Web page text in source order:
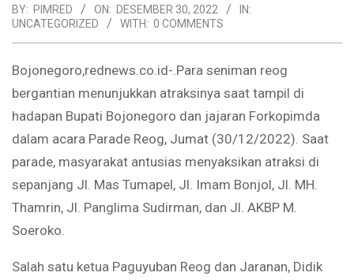
BY: PIMRED ON: DESEMBER 30, 2022
IN:
UNCATEGORIZED
WITH: 0 COMMENTS
Bojonegoro,rednews.co.id-.Para seniman reog
bergantian menunjukkan atraksinya saat tampil di
hadapan Bupati Bojonegoro dan jajaran Forkopimda
dalam acara Parade Reog, Jumat (30/12/2022). Saat
parade, masyarakat antusias menyaksikan atraksi di
sepanjang Jl. Mas Tumapel, Jl. Imam Bonjol, Jl. MH.
Thamrin, Jl. Panglima Sudirman, dan Jl. AKBP M.
Soeroko.
Salah satu ketua Paguyuban Reog dan Jaranan, Didik